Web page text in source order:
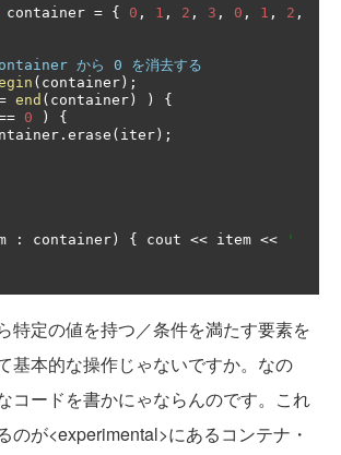
container = { 0 , 1 , 2 , 3 , 0 , 1 , 2 ,
から 0 を消去する
( container );
end ( container ) )
{
0 )
{
. erase ( iter );
: container ) { cout << item <<
'
特定の値を持つ／条件を満たす要素を
基本的な操作じゃないですか。なの
コードを書かにゃならんのです。これ
のが<experimental>にあるコンテナ・